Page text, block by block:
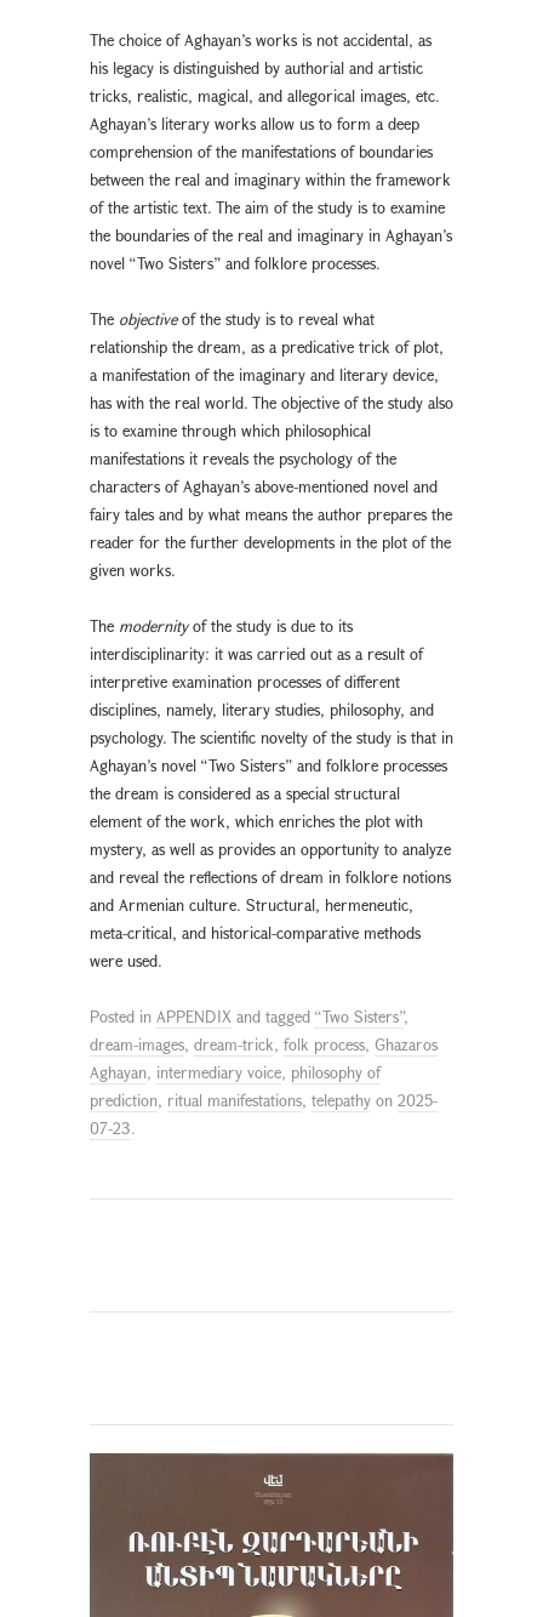
The choice of Aghayan’s works is not accidental, as
his legacy is distinguished by authorial and artistic
tricks, realistic, magical, and allegorical images, etc.
Aghayan’s literary works allow us to form a deep
comprehension of the manifestations of boundaries
between the real and imaginary within the framework
of the artistic text. The aim of the study is to examine
the boundaries of the real and imaginary in Aghayan’s
novel “Two Sisters” and folklore processes.
The objectiveof the study is to reveal what
relationship the dream, as a predicative trick of plot,
a manifestation of the imaginary and literary device,
has with the real world. The objective of the study also
is to examine through which philosophical
manifestations it reveals the psychology of the
characters of Aghayan’s above-mentioned novel and
fairy tales and by what means the author prepares the
reader for the further developments in the plot of the
given works.
The modernityof the study is due to its
interdisciplinarity: it was carried out as a result of
interpretive examination processes of different
disciplines, namely, literary studies, philosophy, and
psychology. The scientific novelty of the study is that in
Aghayan’s novel “Two Sisters” and folklore processes
the dream is considered as a special structural
element of the work, which enriches the plot with
mystery, as well as provides an opportunity to analyze
and reveal the reflections of dream in folklore notions
and Armenian culture. Structural, hermeneutic,
meta-critical, and historical-comparative methods
were used.
Posted in APPENDIX and tagged “Two Sisters”,
dream-images, dream-trick, folk process, Ghazaros
Aghayan, intermediary voice, philosophy of
prediction, ritual manifestations, telepathy on 2025-
07-23.